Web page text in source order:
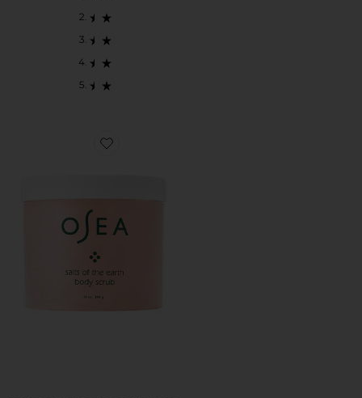
Favorite ESFOLIANTE CORPORAL SALTS OF THE